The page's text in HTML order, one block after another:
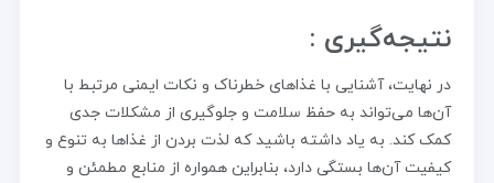
نتیجه‌گیری :
در نهایت، آشنایی با غذاهای خطرناک و نکات ایمنی مرتبط با
آن‌ها می‌تواند به حفظ سلامت و جلوگیری از مشکلات جدی
کمک کند. به یاد داشته باشید که لذت بردن از غذاها به تنوع و
کیفیت آن‌ها بستگی دارد، بنابراین همواره از منابع مطمئن و